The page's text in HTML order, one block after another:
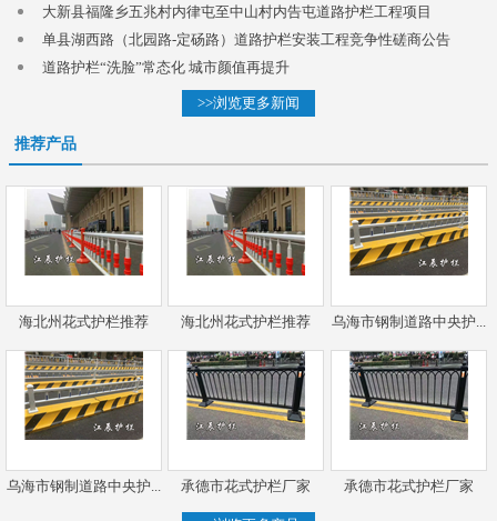
大新县福隆乡五兆村内律屯至中山村内告屯道路护栏工程项目
单县湖西路（北园路-定砀路）道路护栏安装工程竞争性磋商公告
道路护栏“洗脸”常态化 城市颜值再提升
>>浏览更多新闻
推荐产品
海北州花式护栏推荐 海北州花式护栏推荐 乌海市钢制道路中央护...
乌海市钢制道路中央护... 承德市花式护栏厂家 承德市花式护栏厂家